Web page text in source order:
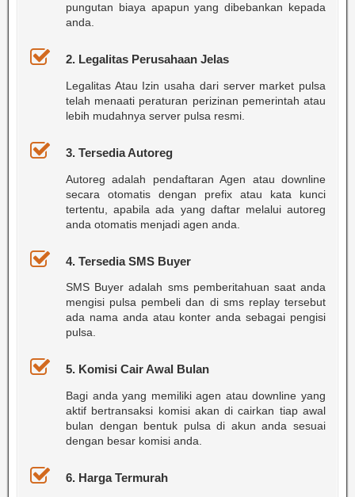
pungutan biaya apapun yang dibebankan kepada
anda.
2. Legalitas Perusahaan Jelas
Legalitas Atau Izin usaha dari server market pulsa
telah menaati peraturan perizinan pemerintah atau
lebih mudahnya server pulsa resmi.
3. Tersedia Autoreg
Autoreg adalah pendaftaran Agen atau downline
secara otomatis dengan prefix atau kata kunci
tertentu, apabila ada yang daftar melalui autoreg
anda otomatis menjadi agen anda.
4. Tersedia SMS Buyer
SMS Buyer adalah sms pemberitahuan saat anda
mengisi pulsa pembeli dan di sms replay tersebut
ada nama anda atau konter anda sebagai pengisi
pulsa.
5. Komisi Cair Awal Bulan
Bagi anda yang memiliki agen atau downline yang
aktif bertransaksi komisi akan di cairkan tiap awal
bulan dengan bentuk pulsa di akun anda sesuai
dengan besar komisi anda.
6. Harga Termurah